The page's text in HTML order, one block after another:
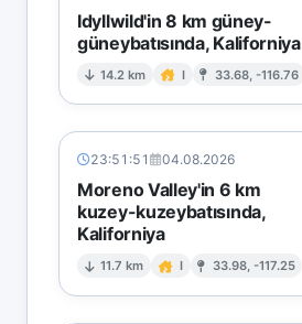
Idyllwild'in 8 km güney-
güneybatısında, Kaliforniya
14.2 km I 33.68, -116.76
23:51:51 04.08.2026
Moreno Valley'in 6 km
kuzey-kuzeybatısında,
Kaliforniya
11.7 km I 33.98, -117.25